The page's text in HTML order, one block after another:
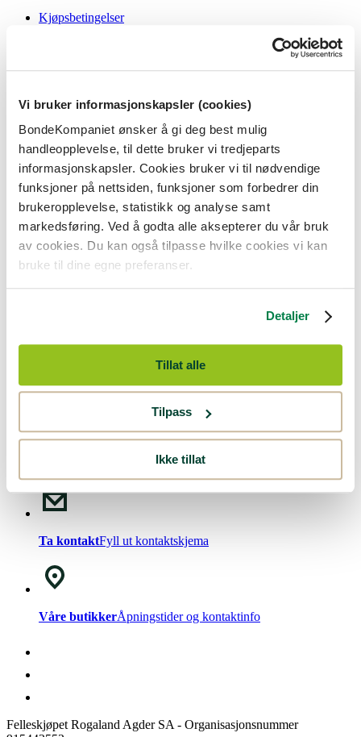
Vi bruker informasjonskapsler (cookies)
BondeKompaniet ønsker å gi deg best mulig
handleopplevelse, til dette bruker vi tredjeparts
informasjonskapsler. Cookies bruker vi til nødvendige
funksjoner på nettsiden, funksjoner som forbedrer din
brukeropplevelse, statistikk og analyse samt
markedsføring. Ved å godta alle aksepterer du vår bruk
av cookies. Du kan også tilpasse hvilke cookies vi kan
bruke til dine egne preferanser.
Detaljer
Tillat alle
Tilpass
Ikke tillat
Kjøpsbetingelser
Informasjonskapsler
BondeKompaniet
Våre butikker
Presse
Ledige stillinger
Bonde og bedriftskunde
BondeKompaniet erFelleskjøpet Rogaland Agdersitt butikkonsept
BondeKompaniet har det du trenger av praktisk utstyr, reparasjon og
gode råd innenfor hus og hage, fritid, kjæledyr og landbruk.
Nyhetsbrev!Meld deg på vårtnyhetsbrev.
Mandag - Fredag kl. 08-15
Ta kontaktFyll ut kontaktskjema
Våre butikkerÅpningstider og kontaktinfo
Felleskjøpet Rogaland Agder SA - Organisasjonsnummer